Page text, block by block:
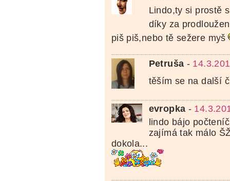
Lindo,ty si prostě
díky za
piš piš,nebo tě sežere myš
Petruša -
těším se na další
evropka -
lindo bájo
zajímá tak málo
dokola...